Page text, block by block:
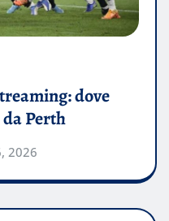
dove
Perth
2026